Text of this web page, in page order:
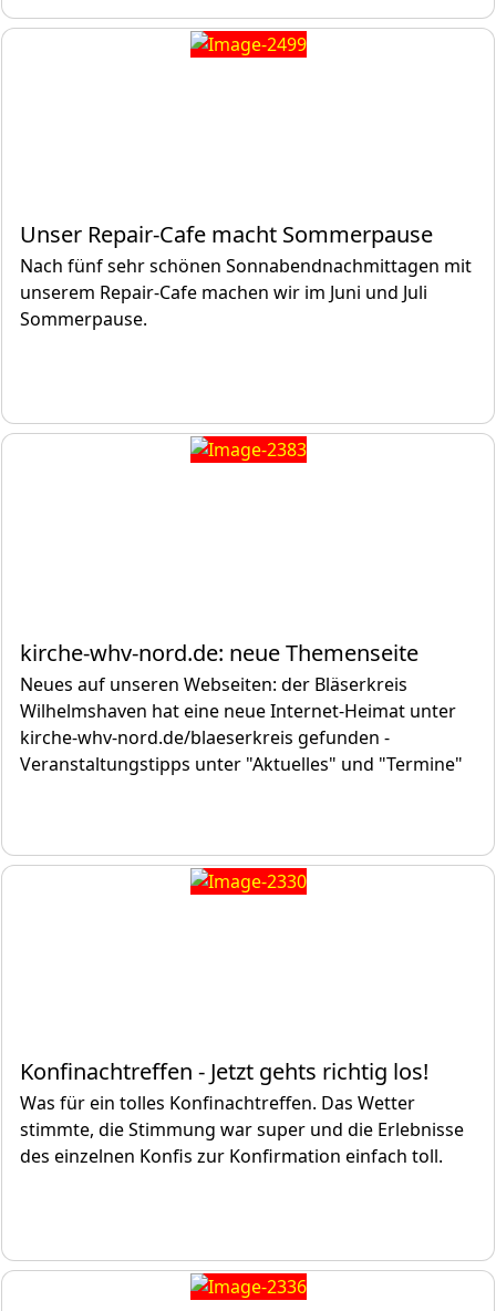
Unser Repair-Cafe macht Sommerpause
Nach fünf sehr schönen Sonnabendnachmittagen mit
unserem Repair-Cafe machen wir im Juni und Juli
Sommerpause.
kirche-whv-nord.de: neue Themenseite
Neues auf unseren Webseiten: der Bläserkreis
Wilhelmshaven hat eine neue Internet-Heimat unter
kirche-whv-nord.de/blaeserkreis gefunden -
Veranstaltungstipps unter "Aktuelles" und "Termine"
Konfinachtreffen - Jetzt gehts richtig los!
Was für ein tolles Konfinachtreffen. Das Wetter
stimmte, die Stimmung war super und die Erlebnisse
des einzelnen Konfis zur Konfirmation einfach toll.